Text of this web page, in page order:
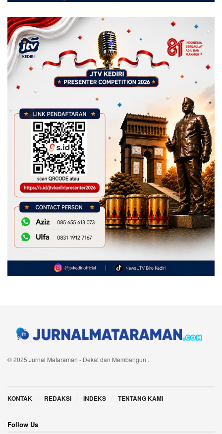
© 2025 Jurnal Mataraman - Dekat dan Membangun .
KONTAK REDAKSI INDEKS TENTANG KAMI
Follow Us